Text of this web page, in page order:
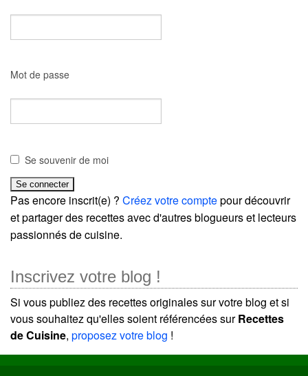
Mot de passe
Se souvenir de moi
Pas encore inscrit(e) ? Créez votre comptepour découvrir
et partager des recettes avec d'autres blogueurs et lecteurs
passionnés de cuisine.
Inscrivez votre blog !
Si vous publiez des recettes originales sur votre blog et si
vous souhaitez qu'elles soient référencées surRecettes
de Cuisine, proposez votre blog !